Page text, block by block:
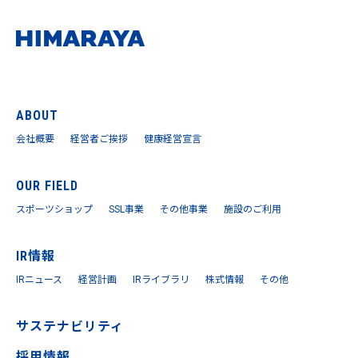
ABOUT
会社概要 経営者ご挨拶 健康経営宣言
OUR FIELD
スポーツショップ SSL事業 その他事業 施設のご利用
IR情報
IRニュース 経営計画 IRライブラリ 株式情報 その他
サステナビリティ